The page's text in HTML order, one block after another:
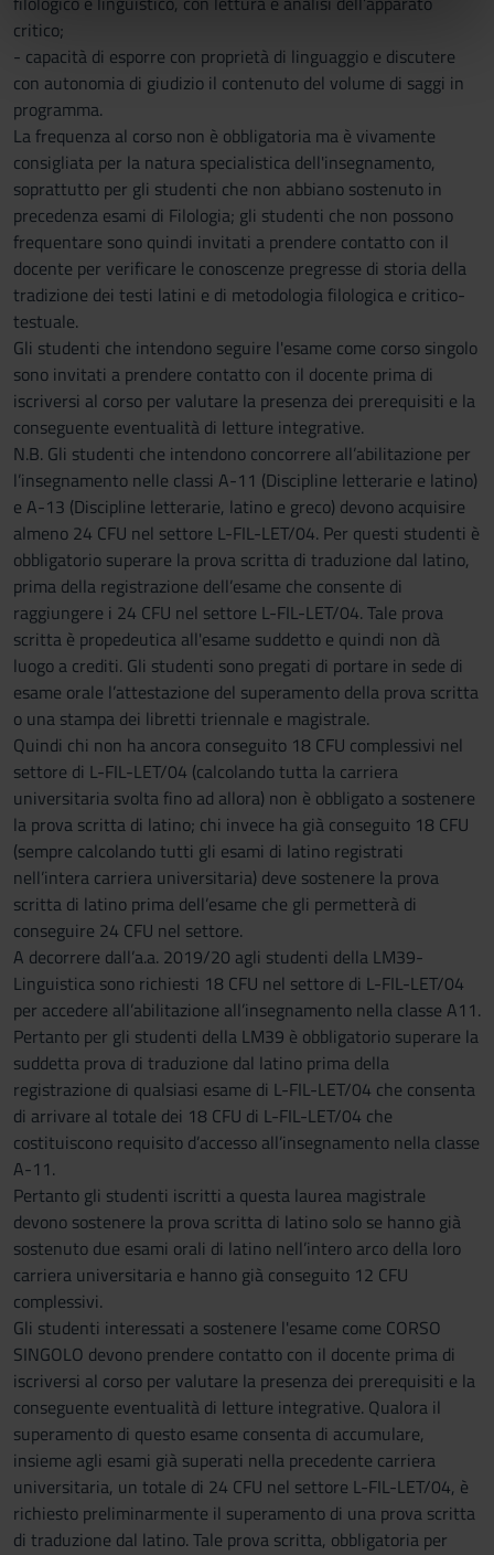
nostri partner che si occupano di analisi dei dati web,
pubblicità e social media, i quali potrebbero combinarle
con altre informazioni che hai fornito loro o che hanno
raccolto dal tuo utilizzo dei loro servizi.
critico;
- capacità di esporre con proprietà di linguaggio e discutere
con autonomia di giudizio il contenuto del volume di saggi in
programma.
La frequenza al corso non è obbligatoria ma è vivamente
consigliata per la natura specialistica dell'insegnamento,
soprattutto per gli studenti che non abbiano sostenuto in
precedenza esami di Filologia; gli studenti che non possono
frequentare sono quindi invitati a prendere contatto con il
docente per verificare le conoscenze pregresse di storia della
tradizione dei testi latini e di metodologia filologica e critico-
testuale.
Gli studenti che intendono seguire l'esame come corso singolo
sono invitati a prendere contatto con il docente prima di
iscriversi al corso per valutare la presenza dei prerequisiti e la
conseguente eventualità di letture integrative.
N.B. Gli studenti che intendono concorrere all’abilitazione per
l’insegnamento nelle classi A-11 (Discipline letterarie e latino)
e A-13 (Discipline letterarie, latino e greco) devono acquisire
almeno 24 CFU nel settore L-FIL-LET/04. Per questi studenti è
obbligatorio superare la prova scritta di traduzione dal latino,
prima della registrazione dell’esame che consente di
raggiungere i 24 CFU nel settore L-FIL-LET/04. Tale prova
scritta è propedeutica all'esame suddetto e quindi non dà
luogo a crediti. Gli studenti sono pregati di portare in sede di
esame orale l’attestazione del superamento della prova scritta
o una stampa dei libretti triennale e magistrale.
Quindi chi non ha ancora conseguito 18 CFU complessivi nel
settore di L-FIL-LET/04 (calcolando tutta la carriera
universitaria svolta fino ad allora) non è obbligato a sostenere
la prova scritta di latino; chi invece ha già conseguito 18 CFU
(sempre calcolando tutti gli esami di latino registrati
nell’intera carriera universitaria) deve sostenere la prova
scritta di latino prima dell’esame che gli permetterà di
conseguire 24 CFU nel settore.
A decorrere dall’a.a. 2019/20 agli studenti della LM39-
Linguistica sono richiesti 18 CFU nel settore di L-FIL-LET/04
per accedere all’abilitazione all’insegnamento nella classe A11.
Pertanto per gli studenti della LM39 è obbligatorio superare la
suddetta prova di traduzione dal latino prima della
registrazione di qualsiasi esame di L-FIL-LET/04 che consenta
di arrivare al totale dei 18 CFU di L-FIL-LET/04 che
costituiscono requisito d’accesso all’insegnamento nella classe
A-11.
Pertanto gli studenti iscritti a questa laurea magistrale
devono sostenere la prova scritta di latino solo se hanno già
sostenuto due esami orali di latino nell’intero arco della loro
carriera universitaria e hanno già conseguito 12 CFU
complessivi.
Gli studenti interessati a sostenere l'esame come CORSO
SINGOLO devono prendere contatto con il docente prima di
iscriversi al corso per valutare la presenza dei prerequisiti e la
conseguente eventualità di letture integrative. Qualora il
superamento di questo esame consenta di accumulare,
insieme agli esami già superati nella precedente carriera
universitaria, un totale di 24 CFU nel settore L-FIL-LET/04, è
richiesto preliminarmente il superamento di una prova scritta
di traduzione dal latino. Tale prova scritta, obbligatoria per